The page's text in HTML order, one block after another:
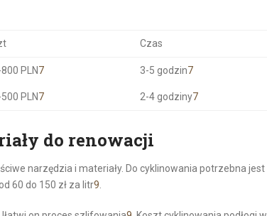
Czas
PLN7 3-5 godzin7
PLN7 2-4 godziny7
do renowacji
narzędzia i materiały. Do cyklinowania potrzebna jest
60 do 150 zł za litr9